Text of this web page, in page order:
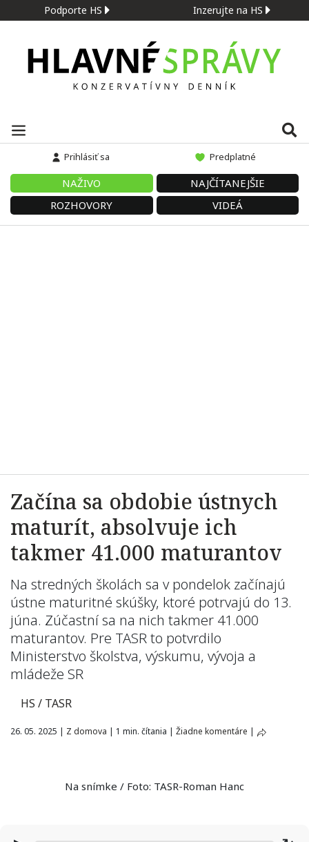
Podporte HS Inzerujte na HS
Prihlásiť sa Predplatné
NAŽIVO
NAJČÍTANEJŠIE
ROZHOVORY
VIDEÁ
Začína sa obdobie ústnych
maturít, absolvuje ich
takmer 41.000 maturantov
Na stredných školách sa v pondelok začínajú
ústne maturitné skúšky, ktoré potrvajú do 13.
júna. Zúčastní sa na nich takmer 41.000
maturantov. Pre TASR to potvrdilo
Ministerstvo školstva, výskumu, vývoja a
mládeže SR
HS / TASR
26. 05. 2025 | Z domova | 1 min. čítania | Žiadne komentáre |
Na snímke / Foto: TASR-Roman Hanc